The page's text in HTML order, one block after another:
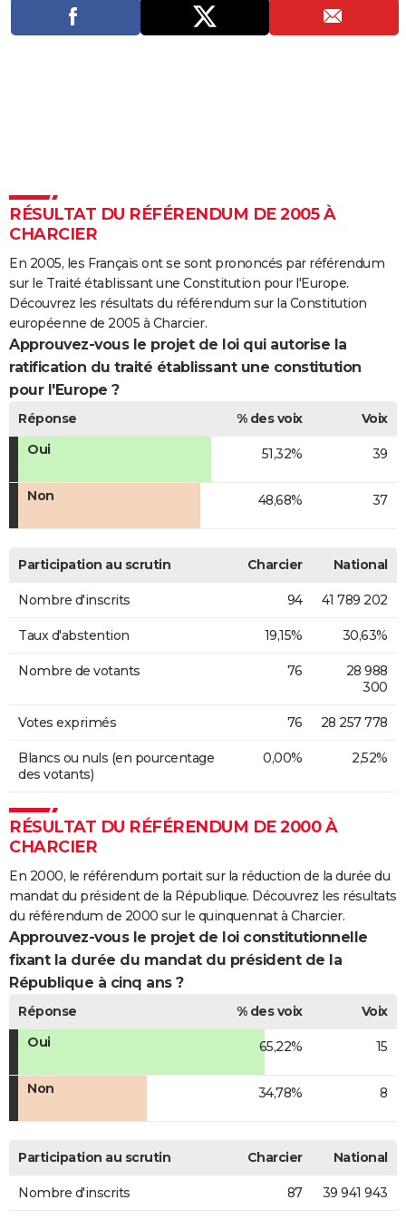
Destinations
Voyage nature
Voyage de noces
Dictionnaire
Biographies
Citations
Expressions
Proverbes
PROGRAMME TV
COPAINS D'AVANT
S'inscrire
Se connecter
Lycées
Collèges
Primaires
Universités
Entreprises
Service militaire
Avis de recherche
AVIS DE DÉCÈS
FORUM
Bricolage
Lifestyle
Culture
Sport
Auto
Television
Voyage
Cinema
RÉSULTAT DU RÉFÉRENDUM DE 2005 À
CHARCIER
En 2005, les Français ont se sont prononcés par référendum
sur le Traité établissant une Constitution pour l'Europe.
Découvrez les résultats du référendum sur la Constitution
européenne de 2005 à Charcier.
Approuvez-vous le projet de loi qui autorise la
ratification du traité établissant une constitution
pour l'Europe ?
Réponse % des voix
Voix
Oui
51,32% 39
Non 48,68% 37
Participation au scrutin Charcier National
Nombre d'inscrits 94 41 789 202
Taux d'abstention 19,15% 30,63%
Nombre de votants 76
28 988
300
Votes exprimés 76 28 257 778
Blancs ou nuls (en pourcentage
des votants)
0,00% 2,52%
RÉSULTAT DU RÉFÉRENDUM DE 2000 À
CHARCIER
En 2000, le référendum portait sur la réduction de la durée du
mandat du président de la République. Découvrez les résultats
du référendum de 2000 sur le quinquennat à Charcier.
Approuvez-vous le projet de loi constitutionnelle
fixant la durée du mandat du président de la
République à cinq ans ?
Réponse % des voix
Voix
Oui
65,22% 15
Non 34,78% 8
Participation au scrutin Charcier National
Nombre d'inscrits 87 39 941 943